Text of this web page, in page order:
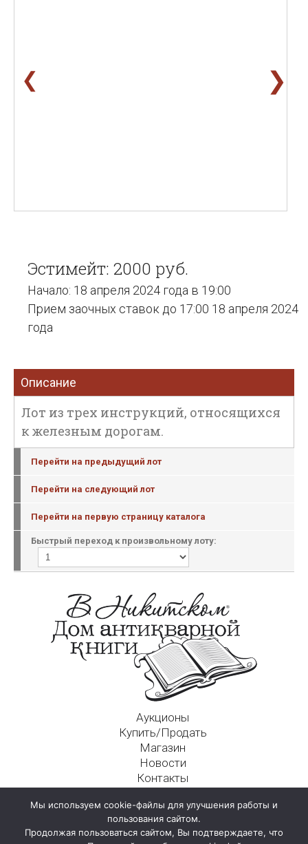
❮ ❯
Эстимейт: 2000 руб.
Начало: 18 апреля 2024 года в 19:00
Прием заочных ставок до 17:00 18 апреля 2024
года
Описание
Лот из трех инструкций, относящихся
к железным дорогам.
Перейти на предыдущий лот
Перейти на следующий лот
Перейти на первую страницу каталога
Быстрый переход к произвольному лоту:
Аукционы
Купить/Продать
Магазин
Новости
Контакты
125009, г. Москва, Никитский пер., д. 4а, стр. 1
Мы используем cookie-файлы для улучшения работы и
пользования сайтом.
Продолжая пользоваться сайтом, Вы подтверждаете, что